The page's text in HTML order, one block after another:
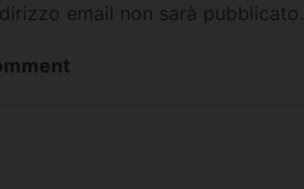
email non sarà pubblicato.